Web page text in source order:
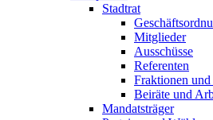
Stadtrat
Mitglieder
Ausschüsse
Referenten
Fraktionen
Beiräte und
Mandatsträger